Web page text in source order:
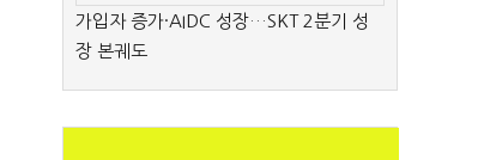
가입자 증가·AIDC 성장…SKT 2분기 성
장 본궤도